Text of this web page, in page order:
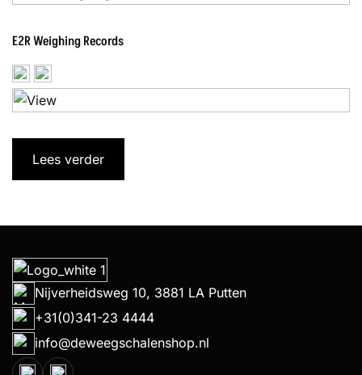
E2R Weighing Records
Lees verder
Nijverheidsweg 10, 3881 LA Putten
+31(0)341-23 4444
info@deweegschalenshop.nl